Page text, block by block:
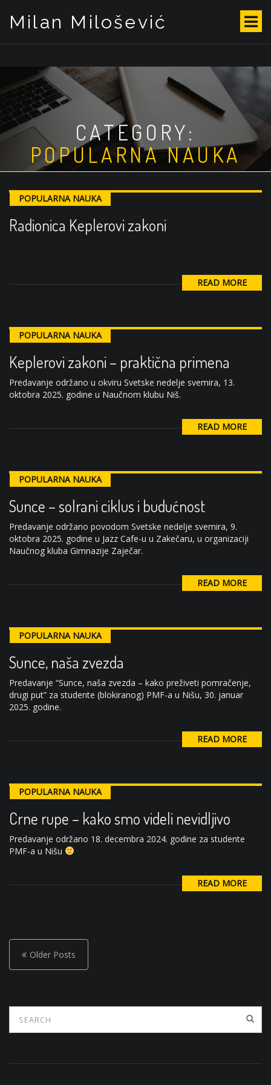
k
o
o
n
t
Milan Milošević
CATEGORY:
POPULARNA NAUKA
POPULARNA NAUKA
Radionica Keplerovi zakoni
READ MORE
POPULARNA NAUKA
Keplerovi zakoni – praktična primena
Predavanje održano u okviru Svetske nedelje svemira, 13.
oktobra 2025. godine u Naučnom klubu Niš.
READ MORE
POPULARNA NAUKA
Sunce – solrani ciklus i budućnost
Predavanje održano povodom Svetske nedelje svemira, 9.
oktobra 2025. godine u Jazz Cafe-u u Zakečaru, u organizaciji
Naučnog kluba Gimnazije Zaječar.
READ MORE
POPULARNA NAUKA
Sunce, naša zvezda
Predavanje “Sunce, naša zvezda – kako preživeti pomračenje,
drugi put” za studente (blokiranog) PMF-a u Nišu, 30. januar
2025. godine.
READ MORE
POPULARNA NAUKA
Crne rupe – kako smo videli nevidljivo
Predavanje održano 18. decembra 2024. godine za studente
PMF-a u Nišu
READ MORE
P
s
n
Older Posts